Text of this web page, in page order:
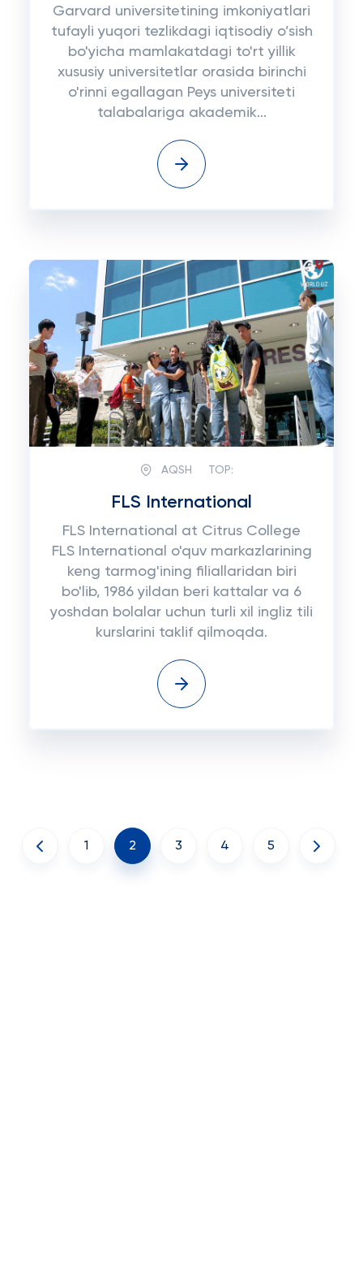
Garvard universitetining imkoniyatlari
tufayli yuqori tezlikdagi iqtisodiy o’sish
bo'yicha mamlakatdagi to'rt yillik
xususiy universitetlar orasida birinchi
o'rinni egallagan Peys universiteti
talabalariga akademik...
AQSH TOP:
FLS International
FLS International at Citrus College
FLS International o'quv markazlarining
keng tarmog'ining filiallaridan biri
bo'lib, 1986 yildan beri kattalar va 6
yoshdan bolalar uchun turli xil ingliz tili
kurslarini taklif qilmoqda.
1 2 3 4 5